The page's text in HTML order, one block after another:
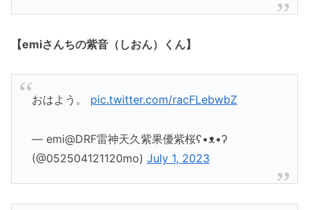
【emiさんちの紫音（しおん）くん】
おはよう。 pic.twitter.com/racFLebwbZ
— emi@DRF雷神天久紫果優紫桜ʕ•ᴥ•ʔ
(@052504121120mo) July 1, 2023